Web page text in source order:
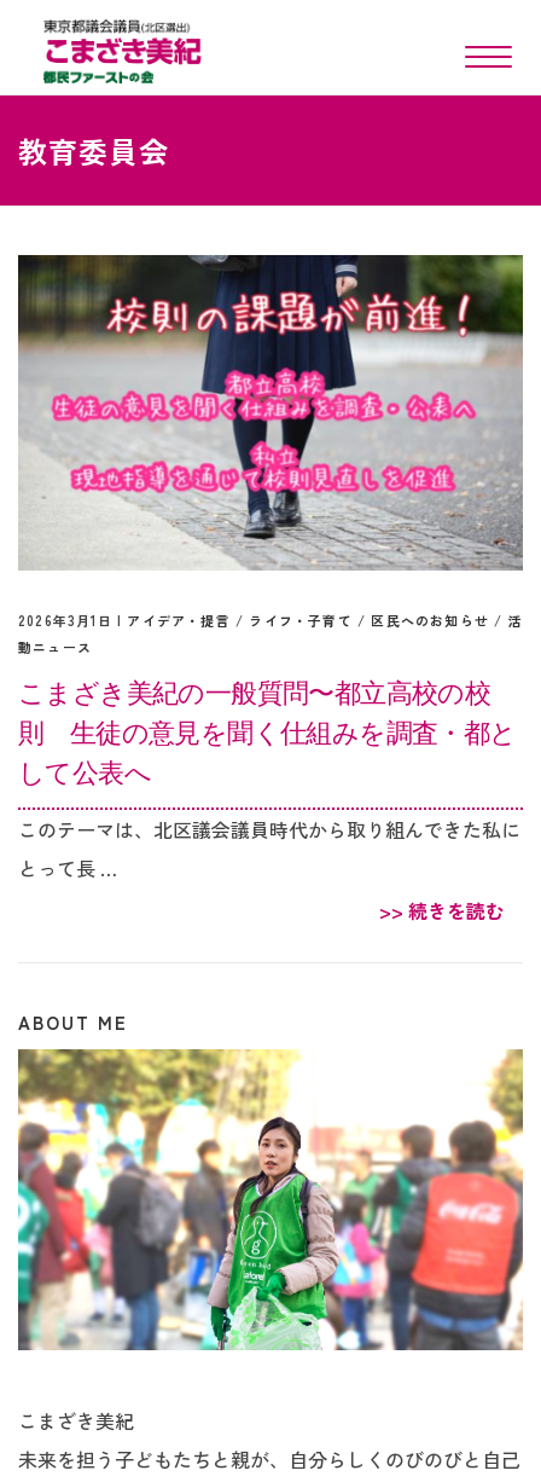
toggle
教育委員会
2026年3月1日 | アイデア・提言 / ライフ・子育て / 区民へのお知らせ / 活
動ニュース
こまざき美紀の一般質問〜都立高校の校
則 生徒の意見を聞く仕組みを調査・都と
して公表へ
このテーマは、北区議会議員時代から取り組んできた私に
とって長 …
>> 続きを読む
ABOUT ME
こまざき美紀
未来を担う子どもたちと親が、自分らしくのびのびと自己